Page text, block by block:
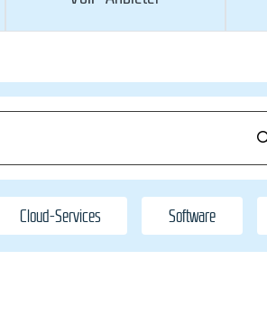
Cloud-Services Software